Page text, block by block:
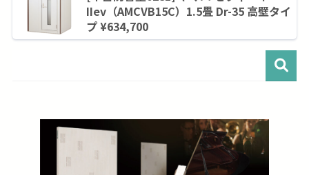
IIev（AMCVB15C）1.5畳 Dr-35 高壁タイ
プ ¥634,700